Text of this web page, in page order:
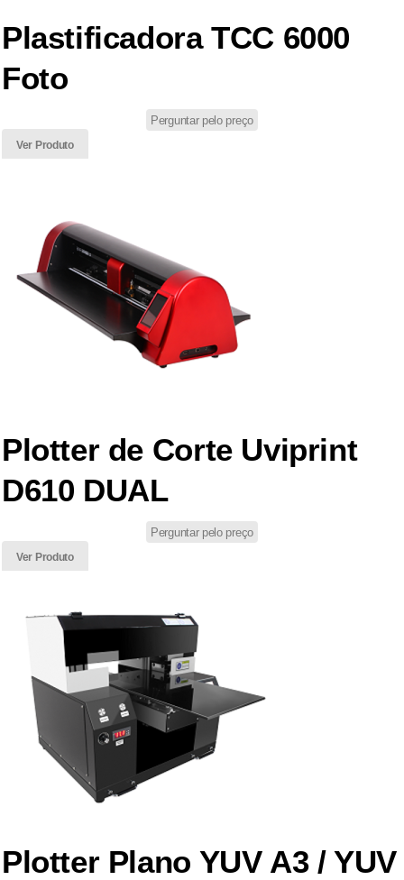
Plastificadora TCC 6000
Foto
Perguntar pelo preço
Ver Produto
Plotter de Corte Uviprint
D610 DUAL
Perguntar pelo preço
Ver Produto
Plotter Plano YUV A3 / YUV